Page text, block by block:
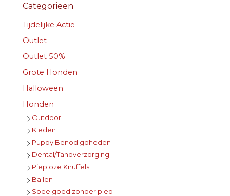
Categorieën
Tijdelijke Actie
Outlet
Outlet 50%
Grote Honden
Halloween
Honden
Outdoor
Kleden
Puppy Benodigdheden
Dental/Tandverzorging
Pieploze Knuffels
Ballen
Speelgoed zonder piep